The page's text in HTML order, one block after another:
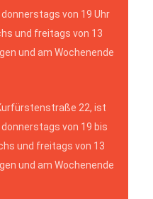
von 19 Uhr
und freitags von 13
und am Wochenende
22, ist
von 19 bis
und freitags von 13
und am Wochenende